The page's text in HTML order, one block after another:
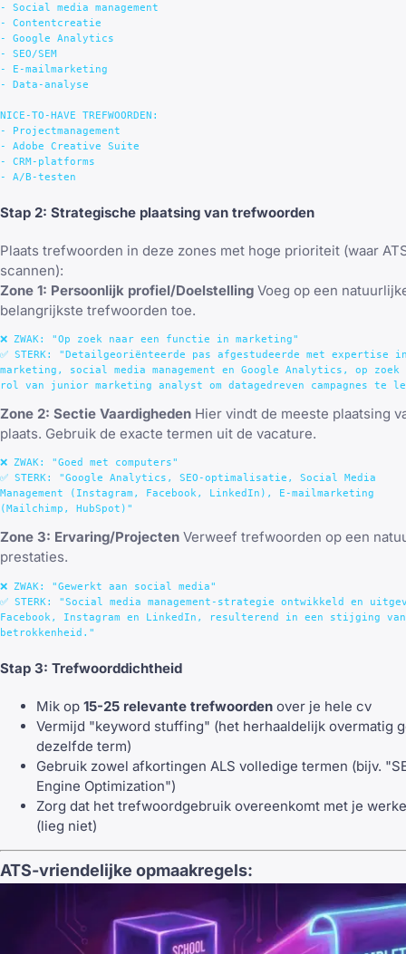
- Social media management
- Contentcreatie
- Google Analytics
- SEO/SEM
- E-mailmarketing
- Data-analyse
NICE-TO-HAVE TREFWOORDEN:
- Projectmanagement
- Adobe Creative Suite
- CRM-platforms
Stap 2: Strategische plaatsing van trefwoorden
Plaats trefwoorden in deze zones met hoge prioriteit (waar
scannen):
Zone 1: Persoonlijk profiel/Doelstelling Voeg op een
belangrijkste trefwoorden toe.
❌ ZWAK: "Op zoek naar een functie in marketing"
✅ STERK: "Detailgeoriënteerde pas afgestudeerde met
marketing, social media management en Google Analytics, op
Zone 2: Sectie Vaardigheden Hier vindt de meeste plaatsing
plaats. Gebruik de exacte termen uit de vacature.
❌ ZWAK: "Goed met computers"
✅ STERK: "Google Analytics, SEO-optimalisatie, Social Media
Management (Instagram, Facebook, LinkedIn), E-mailmarketing
Zone 3: Ervaring/Projecten Verweef trefwoorden op een
prestaties.
❌ ZWAK: "Gewerkt aan social media"
✅ STERK: "Social media management-strategie ontwikkeld en
Facebook, Instagram en LinkedIn, resulterend in een stijging
Stap 3: Trefwoorddichtheid
Mik op 15-25 relevante trefwoorden over je hele cv
Vermijd "keyword stuffing" (het herhaaldelijk overmatig
dezelfde term)
Gebruik zowel afkortingen ALS volledige termen (bijv.
Engine Optimization")
Zorg dat het trefwoordgebruik overeenkomt met je
(lieg niet)
ATS-vriendelijke opmaakregels: